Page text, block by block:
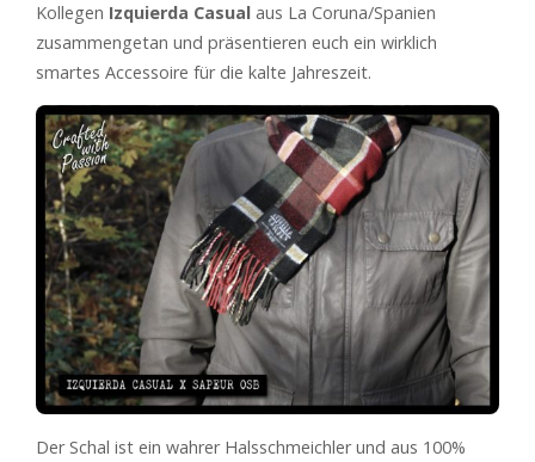
Kollegen Izquierda Casual aus La Coruna/Spanien
zusammengetan und präsentieren euch ein wirklich
smartes Accessoire für die kalte Jahreszeit.
Der Schal ist ein wahrer Halsschmeichler und aus 100%